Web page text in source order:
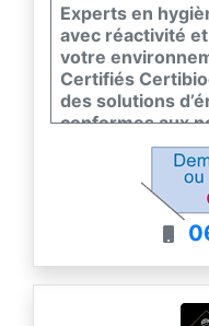
Experts en
avec réactivité
votre
Certifiés
des solutions
conformes aux
particuliers et
équipe
un suivi
durablement.
de la sérénité